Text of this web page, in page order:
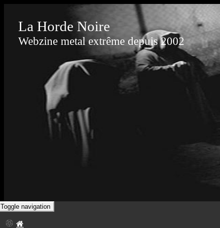
La Horde Noire
Webzine metal extrême depuis 2002
Toggle navigation